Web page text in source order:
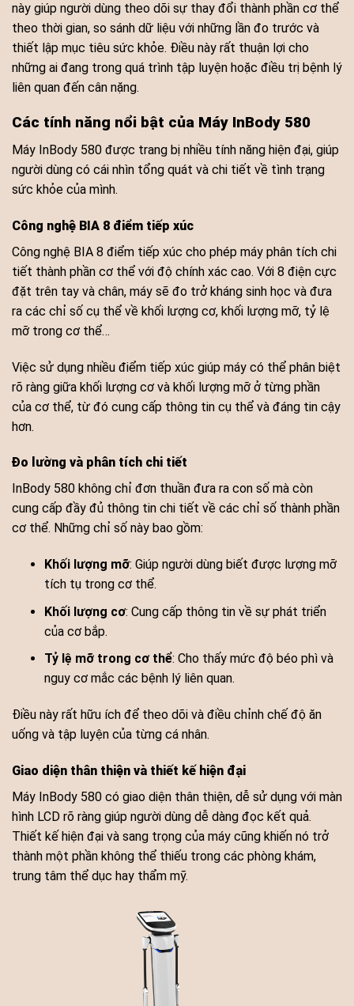
này giúp người dùng theo dõi sự thay đổi thành phần cơ thể
theo thời gian, so sánh dữ liệu với những lần đo trước và
thiết lập mục tiêu sức khỏe. Điều này rất thuận lợi cho
những ai đang trong quá trình tập luyện hoặc điều trị bệnh lý
liên quan đến cân nặng.
Các tính năng nổi bật của Máy InBody 580
Máy InBody 580 được trang bị nhiều tính năng hiện đại, giúp
người dùng có cái nhìn tổng quát và chi tiết về tình trạng
sức khỏe của mình.
Công nghệ BIA 8 điểm tiếp xúc
Công nghệ BIA 8 điểm tiếp xúc cho phép máy phân tích chi
tiết thành phần cơ thể với độ chính xác cao. Với 8 điện cực
đặt trên tay và chân, máy sẽ đo trở kháng sinh học và đưa
ra các chỉ số cụ thể về khối lượng cơ, khối lượng mỡ, tỷ lệ
mỡ trong cơ thể…
Việc sử dụng nhiều điểm tiếp xúc giúp máy có thể phân biệt
rõ ràng giữa khối lượng cơ và khối lượng mỡ ở từng phần
của cơ thể, từ đó cung cấp thông tin cụ thể và đáng tin cậy
hơn.
Đo lường và phân tích chi tiết
InBody 580 không chỉ đơn thuần đưa ra con số mà còn
cung cấp đầy đủ thông tin chi tiết về các chỉ số thành phần
cơ thể. Những chỉ số này bao gồm:
Khối lượng mỡ: Giúp người dùng biết được lượng mỡ
tích tụ trong cơ thể.
Khối lượng cơ: Cung cấp thông tin về sự phát triển
của cơ bắp.
Tỷ lệ mỡ trong cơ thể: Cho thấy mức độ béo phì và
nguy cơ mắc các bệnh lý liên quan.
Điều này rất hữu ích để theo dõi và điều chỉnh chế độ ăn
uống và tập luyện của từng cá nhân.
Giao diện thân thiện và thiết kế hiện đại
Máy InBody 580 có giao diện thân thiện, dễ sử dụng với màn
hình LCD rõ ràng giúp người dùng dễ dàng đọc kết quả.
Thiết kế hiện đại và sang trọng của máy cũng khiến nó trở
thành một phần không thể thiếu trong các phòng khám,
trung tâm thể dục hay thẩm mỹ.